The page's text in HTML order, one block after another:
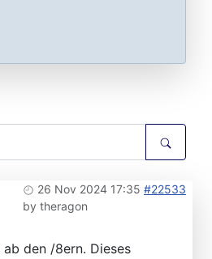
26 Nov 2024 17:35 #22533
by theragon
den /8ern. Dieses